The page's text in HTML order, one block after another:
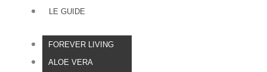
LE GUIDE
FOREVER LIVING
ALOE VERA